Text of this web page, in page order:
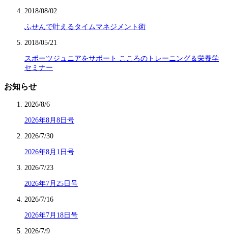
2018/08/02
ふせんで叶えるタイムマネジメント術
2018/05/21
スポーツジュニアをサポート こころのトレーニング＆栄養学
セミナー
お知らせ
2026/8/6
2026年8月8日号
2026/7/30
2026年8月1日号
2026/7/23
2026年7月25日号
2026/7/16
2026年7月18日号
2026/7/9